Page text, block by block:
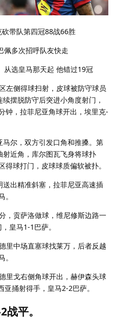
带队第四冠88战66胜
佩多次招呼队友快走
从选皇马那天起 他错过19冠
左侧得球扫射，皮球被防守球员
摆脱防守后突进小角度射门，
钟，拉菲尼亚角球开出，埃里克-
尔，双方引发口角和推搡。第
近角，库尔图瓦飞身将球扑
球打门，皮球球质偏软被扑。
出精准斜塞，拉菲尼亚高速插
，贡萨洛做球，维尼修斯边路一
皇马1-1巴萨。
里中场直塞球找莱万，后者反越
里戈右侧角球开出，赫伊森头球
捅射得手，皇马2-2巴萨。
平。